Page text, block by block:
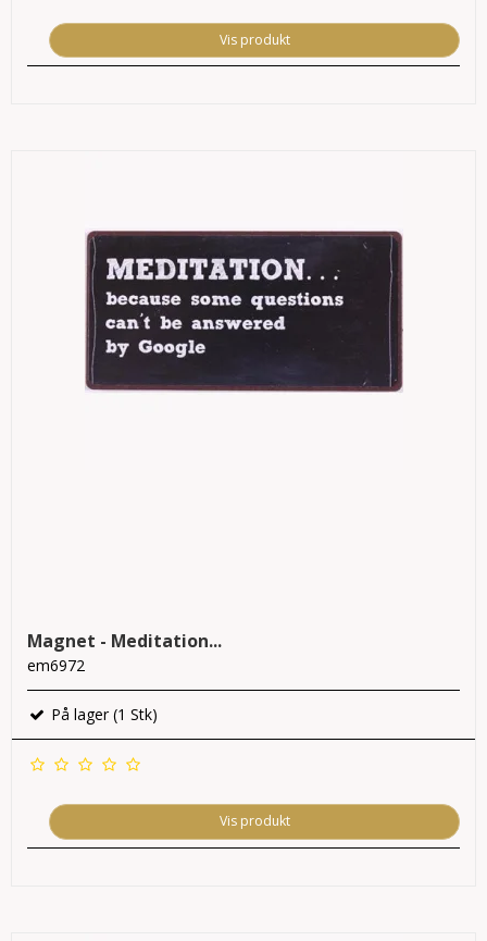
Vis produkt
Magnet - Meditation...
em6972
På lager (1 Stk)
Vis produkt